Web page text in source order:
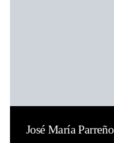
José María Parreño